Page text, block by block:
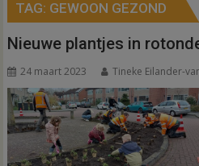
TAG: GEWOON GEZOND
Nieuwe plantjes in
24 maart 2023 Tineke Eilander-